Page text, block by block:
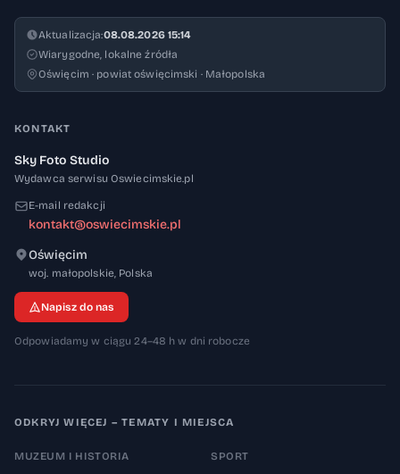
Aktualizacja:08.08.2026 15:14
Wiarygodne, lokalne źródła
Oświęcim · powiat oświęcimski · Małopolska
KONTAKT
Sky Foto Studio
Wydawca serwisu Oswiecimskie.pl
E-mail redakcji
kontakt@oswiecimskie.pl
Oświęcim
woj. małopolskie, 32-600
Polska
Napisz do nas
Odpowiadamy w ciągu 24–48 h w dni robocze
ODKRYJ WIĘCEJ – TEMATY I MIEJSCA
MUZEUM I HISTORIA SPORT